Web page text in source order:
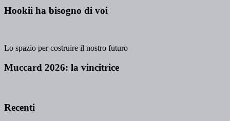
Hookii ha bisogno di voi
Lo spazio per costruire il nostro futuro
Muccard 2026: la vincitrice
Recenti